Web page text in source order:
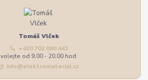
Tomáš Vlček
+420 702 090 443
volejte od 9,00 - 20,00 hod
info@elektromaterial.cz